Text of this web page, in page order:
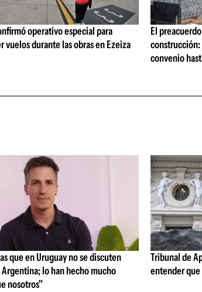
operativo especial para
vuelos durante las obras en Ezeiza
El
construcción:
convenio
que en Uruguay no se discuten
lo han hecho mucho
nosotros"
Tribunal de
entender